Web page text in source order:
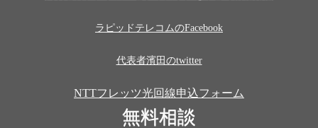
ラピッドテレコムのFacebook
代表者濱田のtwitter
NTTフレッツ光回線申込フォーム
無料相談